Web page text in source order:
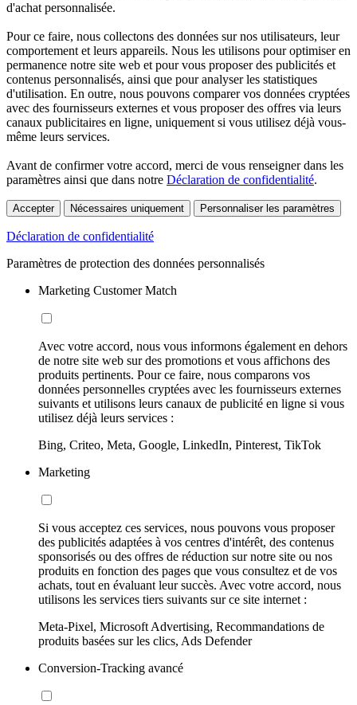
d'achat personnalisée.
Pour ce faire, nous collectons des données sur nos utilisateurs, leur
comportement et leurs appareils. Nous les utilisons pour optimiser en
permanence notre site web et pour vous proposer des publicités et
contenus personnalisés, ainsi que pour analyser les statistiques
d'utilisation. En outre, nous pouvons comparer vos données cryptées
avec des fournisseurs externes et vous proposer des offres via leurs
canaux publicitaires en ligne, uniquement si vous utilisez déjà vous-
même leurs services.
Avant de confirmer votre accord, merci de vous renseigner dans les
paramètres ainsi que dans notre Déclaration de confidentialité.
Accepter Nécessaires uniquement Personnaliser les paramètres
Déclaration de confidentialité
Paramètres de protection des données personnalisés
Marketing Customer Match
Avec votre accord, nous vous informons également en dehors
de notre site web sur des promotions et vous affichons des
produits pertinents. Pour ce faire, nous comparons vos
données personnelles cryptées avec les fournisseurs externes
suivants et utilisons leurs canaux de publicité en ligne si vous
utilisez déjà leurs services :
Bing, Criteo, Meta, Google, LinkedIn, Pinterest, TikTok
Marketing
Si vous acceptez ces services, nous pouvons vous proposer
des publicités adaptées à vos centres d'intérêt, des contenus
sponsorisés ou des offres de réduction sur notre site ou nos
produits en fonction des pages que vous consultez et de vos
achats, tout en évaluant leur succès. Avec votre accord, nous
utilisons les services tiers suivants sur ce site internet :
Meta-Pixel, Microsoft Advertising, Recommandations de
produits basées sur les clics, Ads Defender
Conversion-Tracking avancé